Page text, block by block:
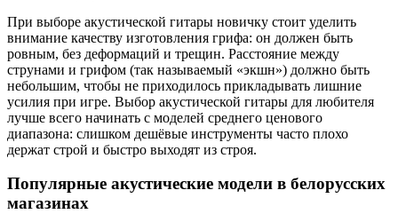
При выборе акустической гитары новичку стоит уделить
внимание качеству изготовления грифа: он должен быть
ровным, без деформаций и трещин. Расстояние между
струнами и грифом (так называемый «экшн») должно быть
небольшим, чтобы не приходилось прикладывать лишние
усилия при игре. Выбор акустической гитары для любителя
лучше всего начинать с моделей среднего ценового
диапазона: слишком дешёвые инструменты часто плохо
держат строй и быстро выходят из строя.
Популярные акустические модели в белорусских
магазинах